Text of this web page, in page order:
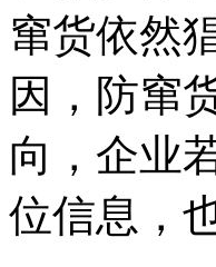
窜货依然
因，防窜
向，企业
位信息，